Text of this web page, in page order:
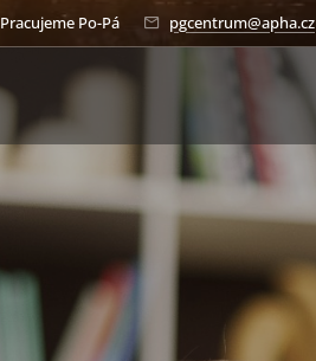
Pracujeme Po-Pá pgcentrum@apha.cz